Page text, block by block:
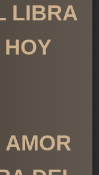
LIBRA
AMOR